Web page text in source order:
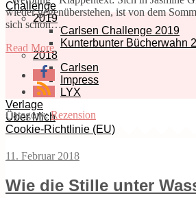
Challenge
2019
Carlsen Challenge 2019
Kunterbunter Bücherwahn
2018
Carlsen
Impress
LYX
Verlage
Über Mich
Cookie-Richtlinie (EU)
wieder gegenüberstehen, ist von dem
sich schon…
Read More
Category:Rezension
11. Februar 2018
Wie die Stille unter